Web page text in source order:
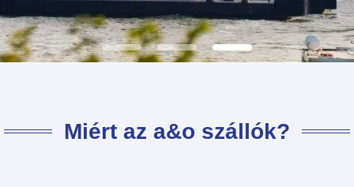
Miért az a&o szállók?